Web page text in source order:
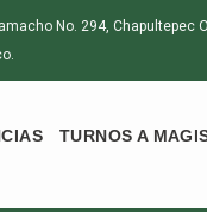
No. 294, Chapultepec
TURNOS A